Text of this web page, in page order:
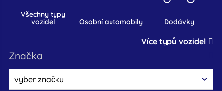
všechny typy
vozidel
osobní automobily dodávky
Více typů vozidel
značka